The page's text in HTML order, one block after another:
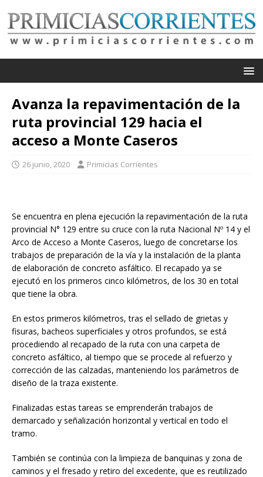
Avanza la repavimentación de la
ruta provincial 129 hacia el
acceso a Monte Caseros
26 junio, 2020 Primicias Corrientes
Se encuentra en plena ejecución la repavimentación de la ruta
provincial N° 129 entre su cruce con la ruta Nacional Nº 14 y el
Arco de Acceso a Monte Caseros, luego de concretarse los
trabajos de preparación de la vía y la instalación de la planta
de elaboración de concreto asfáltico. El recapado ya se
ejecutó en los primeros cinco kilómetros, de los 30 en total
que tiene la obra.
En estos primeros kilómetros, tras el sellado de grietas y
fisuras, bacheos superficiales y otros profundos, se está
procediendo al recapado de la ruta con una carpeta de
concreto asfáltico, al tiempo que se procede al refuerzo y
corrección de las calzadas, manteniendo los parámetros de
diseño de la traza existente.
Finalizadas estas tareas se emprenderán trabajos de
demarcado y señalización horizontal y vertical en todo el
tramo.
También se continúa con la limpieza de banquinas y zona de
caminos y el fresado y retiro del excedente, que es reutilizado